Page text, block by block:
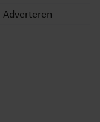
Adverteren